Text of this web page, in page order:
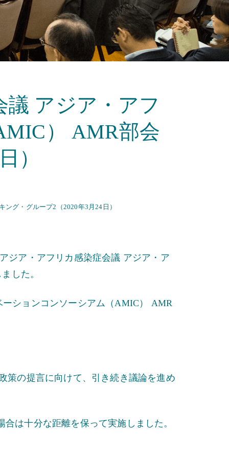
議 アジア・アフ
） AMR部会
）
グ・グループ2（2020年3月24日）
ジア・アフリカ感染症会議 アジア・ア
した。
ションコンソーシアム（AMIC） AMR
策の提言に向けて、引き続き議論を進め
は十分な距離を保って実施しました。